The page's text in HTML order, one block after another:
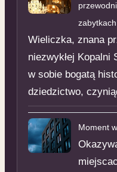
Wieliczka, znana
niezwykłej
w sobie bogatą
dziedzictwo,
Moment